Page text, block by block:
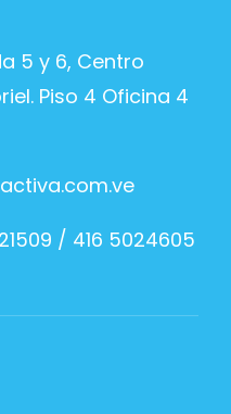
5 y 6, Centro
Piso 4 Oficina 4
/ 416 5024605